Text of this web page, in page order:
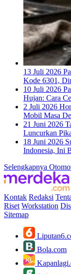
13 Juli 2026
Kode 6301,
10 Juli 2026
Hujan: Cara
2 Juli 2026
Mobil Masa
21 Juni 2026
Luncurkan
18 Juni 2026
Indonesia, Ini
Selengkapnya
Kontak Redaksi
Riset Workstation
Sitemap
Bola.com